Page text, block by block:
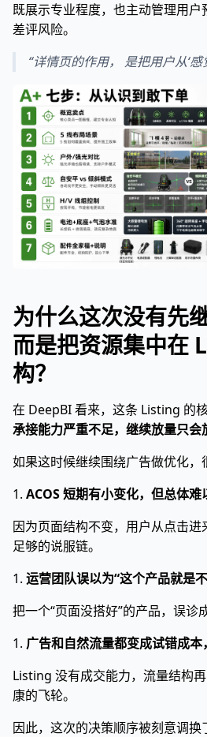
既展示专业程度，也主动管理用户
差评风险。
“详情页的作用， 是把用户从‘感
为什么这次没有先
而是把资源集中在
构？
在 DeepBI 看来，这条 Listing 的
承接能力严重不足，继续放量只会
如果这时候继续围绕广告做优化，
1. ACOS 短期有小变化，但总体难
因为页面结构不变，用户从点击
足够的说服链。
1. 运营团队误以为“这个产品就是
把一个“页面没搭好”的产品，误诊
1. 广告和自然流量都变成试错成
Listing 没有成交能力，流量结构
康的飞轮。
因此，这次的决策顺序被刻意调换